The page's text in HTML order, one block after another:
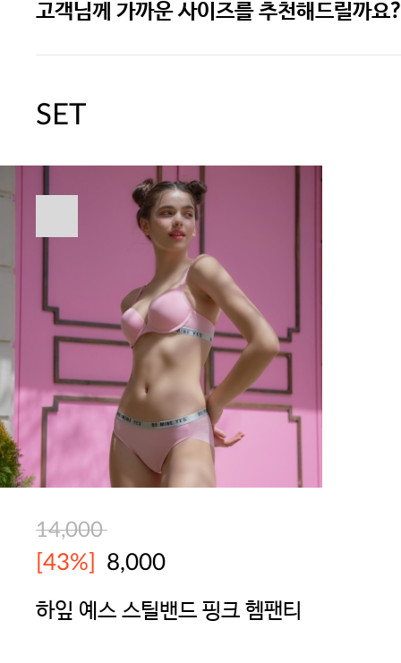
[썸머블프] 1만원 할인 쿠폰(8.1~31)
고객님께 가까운 사이즈를 추천해드릴까요?
SET
14,000
[43%] 8,000
하잎 예스 스틸밴드 핑크 헴팬티